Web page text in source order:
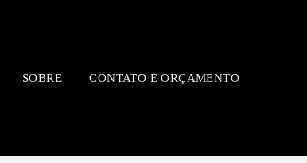
SOBRE CONTATO E ORÇAMENTO